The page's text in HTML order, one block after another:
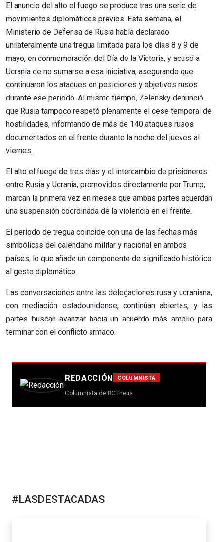
El anuncio del alto el fuego se produce tras una serie de
movimientos diplomáticos previos. Esta semana, el
Ministerio de Defensa de Rusia había declarado
unilateralmente una tregua limitada para los días 8 y 9 de
mayo, en conmemoración del Día de la Victoria, y acusó a
Ucrania de no sumarse a esa iniciativa, asegurando que
continuaron los ataques en posiciones y objetivos rusos
durante ese periodo. Al mismo tiempo, Zelensky denunció
que Rusia tampoco respetó plenamente el cese temporal de
hostilidades, informando de más de 140 ataques rusos
documentados en el frente durante la noche del jueves al
viernes.
El alto el fuego de tres días y el intercambio de prisioneros
entre Rusia y Ucrania, promovidos directamente por Trump,
marcan la primera vez en meses que ambas partes acuerdan
una suspensión coordinada de la violencia en el frente.
El periodo de tregua coincide con una de las fechas más
simbólicas del calendario militar y nacional en ambos
países, lo que añade un componente de significado histórico
al gesto diplomático.
Las conversaciones entre las delegaciones rusa y ucraniana,
con mediación estadounidense, continúan abiertas, y las
partes buscan avanzar hacia un acuerdo más amplio para
terminar con el conflicto armado.
REDACCIÓN COLUMNISTA
Columnista de BCTneus
#LASDESTACADAS